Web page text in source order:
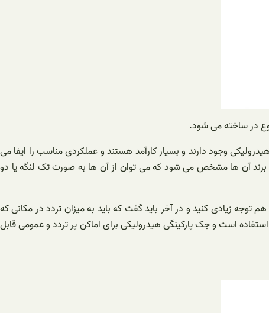
در ساخته می شود.
وجود دارند و بسیار کارآمد هستند و عملکردی مناسب را ایفا می
برند آن ها مشخص می شود که می توان از آن ها به صورت تک لنگه یا دو
توجه زیادی کنید و در آخر باید گفت که باید به میزان تردد در مکانی که
است و جک پارکینگی هیدرولیکی برای اماکن پر تردد و عمومی قابل